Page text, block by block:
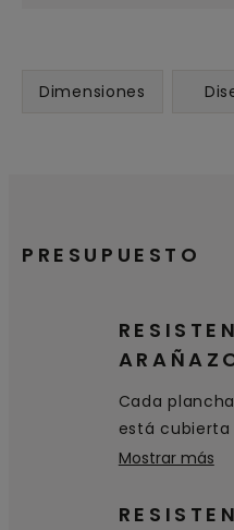
Dimensiones
PRESUPUESTO
Cada
está
patentada
una
Mostrar más